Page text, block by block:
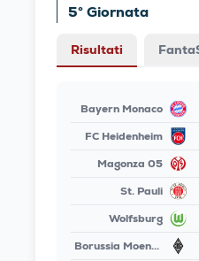
5° Giornata
Risultati
Bayern Monaco
FC Heidenheim
Magonza 05
St. Pauli
Wolfsburg
Borussia Moenchengladbach